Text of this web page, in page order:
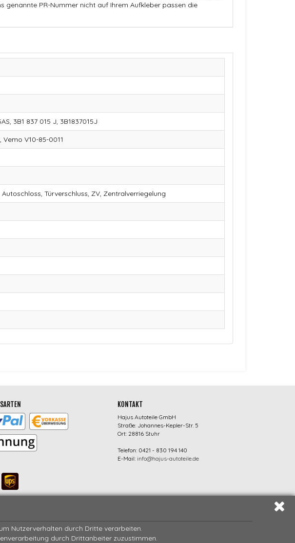
Nutzerverhalten durch Dritte verarbeiten.
durch Drittanbeiter zuzustimmen.
genannte PR-Nummer nicht auf Ihrem Aufkleber passen die
3B1 837 015 J, 3B1837015J
Vemo V10-85-0011
Türverschluss, ZV, Zentralverriegelung
KONTAKT
Hajus Autoteile GmbH
Straße: Johannes-Kepler-Str. 5
Ort: 28816 Stuhr
Telefon: 0421 - 830 194 140
E-Mail: info@hajus-autoteile.de